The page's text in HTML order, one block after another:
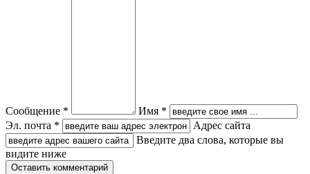
Сообщение *
Имя *
Эл. почта *
Адрес сайта
Введите два слова, которые вы
видите ниже